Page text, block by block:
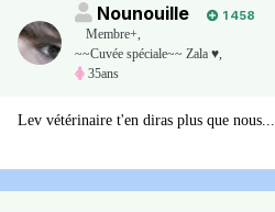
Nounouille
1 458
Membre+,
~~Cuvée spéciale~~ Zala ♥,
35ans
Lev vétérinaire t'en diras plus que nous...